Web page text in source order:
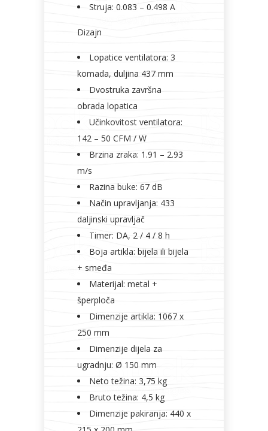
Struja: 0.083 – 0.498 A
Dizajn
Lopatice ventilatora: 3
komada, duljina 437 mm
Dvostruka završna
obrada lopatica
Učinkovitost ventilatora:
142 – 50 CFM / W
Brzina zraka: 1.91 – 2.93
m/s
Razina buke: 67 dB
Način upravljanja: 433
daljinski upravljač
Timer: DA, 2 / 4 / 8 h
Boja artikla: bijela ili bijela
+ smeđa
Materijal: metal +
šperploča
Dimenzije artikla: 1067 x
250 mm
Dimenzije dijela za
ugradnju: Ø 150 mm
Neto težina: 3,75 kg
Bruto težina: 4,5 kg
Dimenzije pakiranja: 440 x